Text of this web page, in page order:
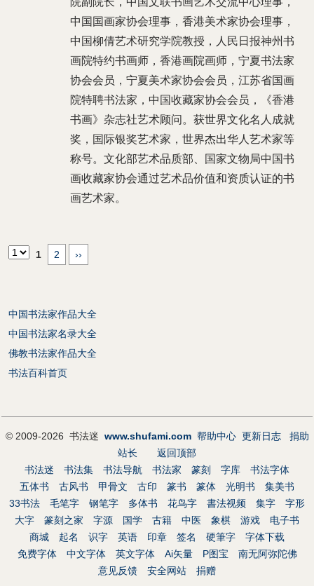
中国国画家协会理事，香港美术家协会理事，
中国柳倩艺术研究学院教授，人民日报神州书
画院特约书画师，香港画院画师，宁夏书法家
协会会员，宁夏美术家协会会员，江苏省国画
院特聘书法家，中国收藏家协会会员，《香港
书画》杂志社艺术顾问。获世界文化名人成就
奖，国际银奖艺术家，世界杰出华人艺术家等
称号。文化部艺术品质部、国家文物局中国书
画收藏家协会通过艺术品价值和资质认证的书
画艺术家。
1 2 ››
中国书法家作品大全
中国书法家名录大全
佛教书法家作品大全
书法百科首页
© 2009-2026 书法迷 www.shufami.com 帮助中心 更新日志
捐助
站长
返回顶部
书法迷
书法集 书法导航 书法家 篆刻 字库
书法字体
五体书
古风书 甲骨文 古印 篆书 篆体 光明书
集美书
33书法
毛笔字 钢笔字 多体书 花鸟字 書法视频 集字
字形
大字
篆刻之家 字源 国学 古籍 中医 象棋 游戏
电子书
商城
起名 识字 英语 印章 签名 硬筆字
字体下载
免费字体
中文字体 英文字体 Ai矢量 P图宝
南无阿弥陀佛
意见反馈
安全网站 捐赠